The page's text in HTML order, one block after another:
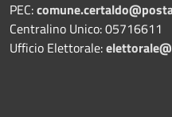
PEC:
Centralino Unico: 05716611
Ufficio Elettorale: